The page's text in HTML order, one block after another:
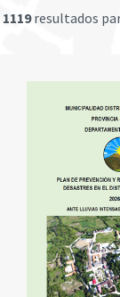
1119resultados